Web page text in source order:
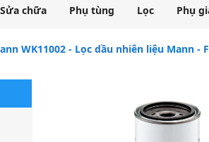
Sửa chữa Phụ tùng Lọc Phụ
WK11002 - Lọc dầu nhiên liệu Mann -